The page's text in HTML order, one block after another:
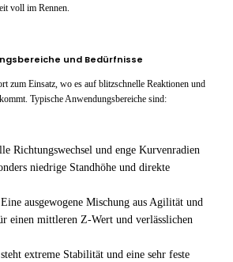
voll im Rennen.
und Bedürfnisse
zum Einsatz, wo es auf blitzschnelle Reaktionen und
Typische Anwendungsbereiche sind:
Richtungswechsel und enge Kurvenradien
niedrige Standhöhe und direkte
Eine ausgewogene Mischung aus Agilität und
einen mittleren Z-Wert und verlässlichen
extreme Stabilität und eine sehr feste